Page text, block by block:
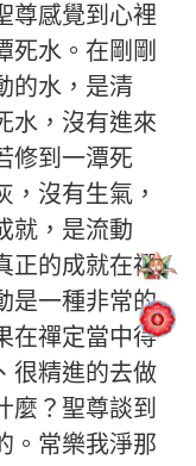
尊感覺到心裡
死水。在剛剛
的水，是清
水，沒有進來
修到一潭死
，沒有生氣，
就，是流動
正的成就在禪
是一種非常的
在禪定當中得
很精進的去做
麼？聖尊談到
。常樂我淨那